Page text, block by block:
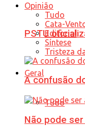
PSTU
Geral
Tudo
Opinião
Tudo
Cata-
Editorial
Síntese
Tristeza
A confusão
Não pode